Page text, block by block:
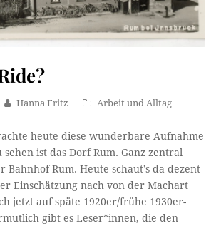
Hanna Fritz Arbeit und Alltag
heute diese wunderbare Aufnahme
ist das Dorf Rum. Ganz zentral
Bahnhof Rum. Heute schaut’s da dezent
Einschätzung nach von der Machart
jetzt auf späte 1920er/frühe 1930er-
gibt es Leser*innen, die den